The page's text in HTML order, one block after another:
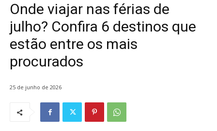
Onde viajar nas férias de
julho? Confira 6 destinos que
estão entre os mais
procurados
25 de junho de 2026